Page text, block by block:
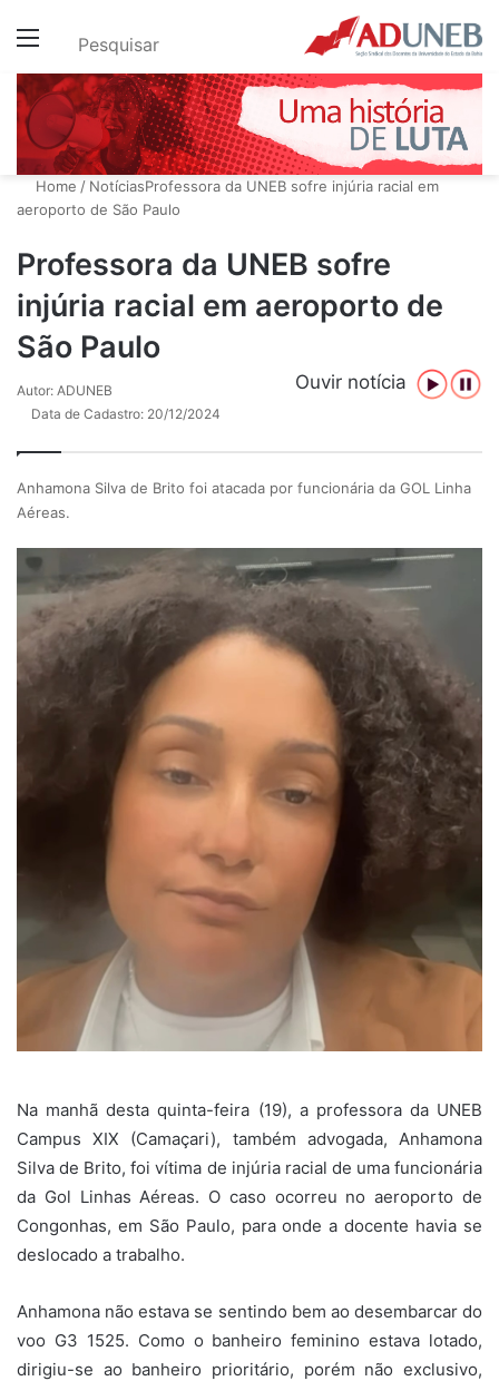
Menu Pesquisar
Home / NotíciasProfessora da UNEB sofre injúria racial em
aeroporto de São Paulo
Professora da UNEB sofre
injúria racial em aeroporto de
São Paulo
Ouvir notícia
Autor: ADUNEB
Data de Cadastro: 20/12/2024
Anhamona Silva de Brito foi atacada por funcionária da GOL Linha
Aéreas.
Na manhã desta quinta-feira (19), a professora da UNEB
Campus XIX (Camaçari), também advogada, Anhamona
Silva de Brito, foi vítima de injúria racial de uma funcionária
da Gol Linhas Aéreas. O caso ocorreu no aeroporto de
Congonhas, em São Paulo, para onde a docente havia se
deslocado a trabalho.
Anhamona não estava se sentindo bem ao desembarcar do
voo G3 1525. Como o banheiro feminino estava lotado,
dirigiu-se ao banheiro prioritário, porém não exclusivo,